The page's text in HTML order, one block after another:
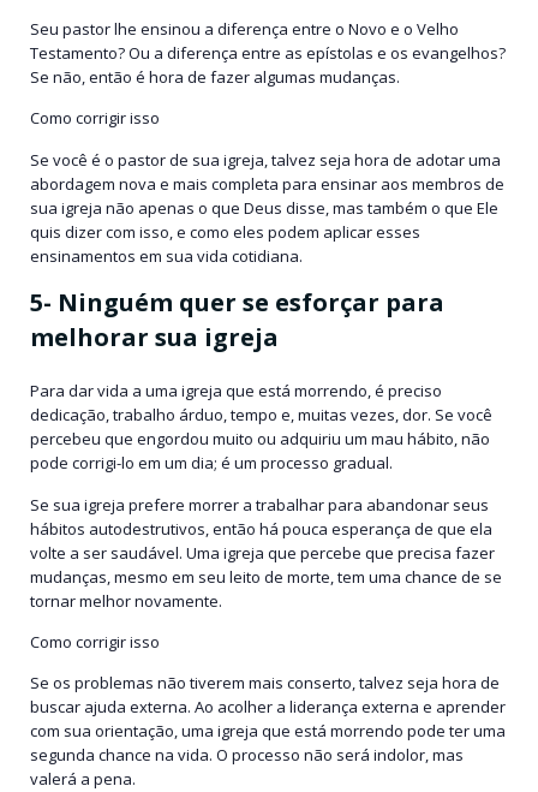
Seu pastor lhe ensinou a diferença entre o Novo e o Velho
Testamento? Ou a diferença entre as epístolas e os evangelhos?
Se não, então é hora de fazer algumas mudanças.
Como corrigir isso
Se você é o pastor de sua igreja, talvez seja hora de adotar uma
abordagem nova e mais completa para ensinar aos membros de
sua igreja não apenas o que Deus disse, mas também o que Ele
quis dizer com isso, e como eles podem aplicar esses
ensinamentos em sua vida cotidiana.
5- Ninguém quer se esforçar para
melhorar sua igreja
Para dar vida a uma igreja que está morrendo, é preciso
dedicação, trabalho árduo, tempo e, muitas vezes, dor. Se você
percebeu que engordou muito ou adquiriu um mau hábito, não
pode corrigi-lo em um dia; é um processo gradual.
Se sua igreja prefere morrer a trabalhar para abandonar seus
hábitos autodestrutivos, então há pouca esperança de que ela
volte a ser saudável. Uma igreja que percebe que precisa fazer
mudanças, mesmo em seu leito de morte, tem uma chance de se
tornar melhor novamente.
Como corrigir isso
Se os problemas não tiverem mais conserto, talvez seja hora de
buscar ajuda externa. Ao acolher a liderança externa e aprender
com sua orientação, uma igreja que está morrendo pode ter uma
segunda chance na vida. O processo não será indolor, mas
valerá a pena.